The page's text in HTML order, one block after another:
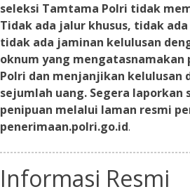
seleksi Tamtama Polri tidak
Tidak ada jalur khusus, tidak
tidak ada jaminan kelulusan
oknum yang
Polri dan menjanjikan kelulusan
sejumlah uang. Segera laporkan
penipuan melalui laman resmi
penerimaan.polri.go.id.
Informasi Resmi